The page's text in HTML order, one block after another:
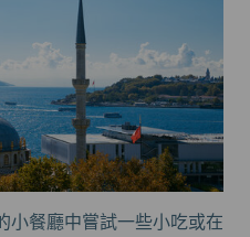
小餐廳中嘗試一些小吃或在